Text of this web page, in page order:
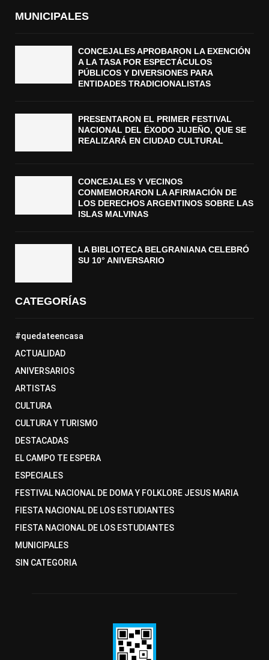
MUNICIPALES
CONCEJALES APROBARON LA EXENCIÓN
A LA TASA POR ESPECTÁCULOS
PÚBLICOS Y DIVERSIONES PARA
ENTIDADES TRADICIONALISTAS
PRESENTARON EL PRIMER FESTIVAL
NACIONAL DEL ÉXODO JUJEÑO, QUE SE
REALIZARÁ EN CIUDAD CULTURAL
CONCEJALES Y VECINOS
CONMEMORARON LA AFIRMACIÓN DE
LOS DERECHOS ARGENTINOS SOBRE LAS
ISLAS MALVINAS
LA BIBLIOTECA BELGRANIANA CELEBRÓ
SU 10° ANIVERSARIO
CATEGORÍAS
#quedateencasa
ACTUALIDAD
ANIVERSARIOS
ARTISTAS
CULTURA
CULTURA Y TURISMO
DESTACADAS
EL CAMPO TE ESPERA
ESPECIALES
FESTIVAL NACIONAL DE DOMA Y FOLKLORE JESUS MARIA
FIESTA NACIONAL DE LOS ESTUDIANTES
FIESTA NACIONAL DE LOS ESTUDIANTES
MUNICIPALES
SIN CATEGORIA